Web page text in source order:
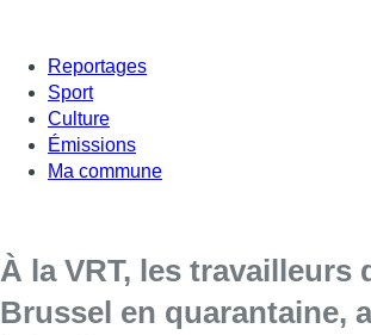
Reportages
Sport
Culture
Émissions
Ma commune
À la VRT, les travailleurs
Brussel en quarantaine,